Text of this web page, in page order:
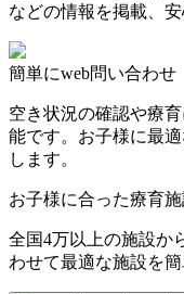
などの情報を掲載、
簡単にweb問い合わせ
空き状況の確認や療
能です。お子様に最
します。
お子様に合った療育
全国4万以上の施設か
わせて最適な施設を